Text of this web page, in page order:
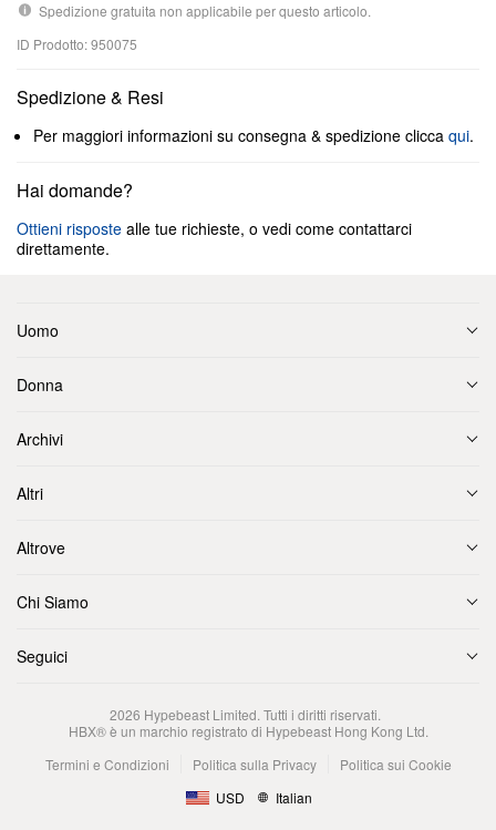
Spedizione gratuita non applicabile per questo articolo.
ID Prodotto: 950075
Spedizione & Resi
Per maggiori informazioni su consegna & spedizione clicca qui.
Hai domande?
Ottieni risposte alle tue richieste, o vedi come contattarci
direttamente.
Uomo
Donna
Archivi
Altri
Altrove
Chi Siamo
Seguici
2026 Hypebeast Limited. Tutti i diritti riservati.
HBX® è un marchio registrato di Hypebeast Hong Kong Ltd.
Termini e Condizioni
Politica sulla Privacy
Politica sui Cookie
USD
Italian